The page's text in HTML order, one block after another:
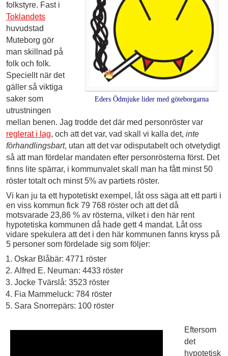
Eders Ödmjuke lider med göteborgarna
folkstyre. Fast i
Toklandets
huvudstad
Muteborg gör
man skillnad på
folk och folk.
Speciellt när det
gäller så viktiga
saker som
utrustningen
mellan benen. Jag trodde det där med personröster var
reglerat i lag, och att det var, vad skall vi kalla det, inte
förhandlingsbart, utan att det var odisputabelt och otvetydigt
så att man fördelar mandaten efter personrösterna först. Det
finns lite spärrar, i kommunvalet skall man ha fått minst 50
röster totalt och minst 5% av partiets röster.
Vi kan ju ta ett hypotetiskt exempel, låt oss säga att ett parti i
en viss kommun fick 79 768 röster och att det då
motsvarade 23,86 % av rösterna, vilket i den här rent
hypotetiska kommunen då hade gett 4 mandat. Låt oss
vidare spekulera att det i den här kommunen fanns kryss på
5 personer som fördelade sig som följer:
Oskar Blåbär: 4771 röster
Alfred E. Neuman: 4433 röster
Jocke Tvärslå: 3523 röster
Fia Mammeluck: 784 röster
Sara Snorrepärs: 100 röster
Eftersom
det
hypotetisk